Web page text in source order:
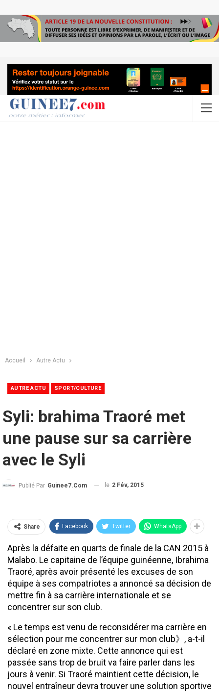
Accueil Autre Actu
AUTRE ACTU SPORT/CULTURE
Syli: brahima Traoré met
une pause sur sa carrière
avec le Syli
Publié Par Guinee7.com le 2 Fév, 2015
Share Facebook Twitter WhatsApp
Après la défaite en quarts de finale de la CAN 2015 à
Malabo. Le capitaine de l’équipe guinéenne, Ibrahima
Traoré, après avoir présenté les excuses de son
équipe à ses compatriotes a annoncé sa décision de
mettre fin à sa carrière internationale et se
concentrer sur son club.
« Le temps est venu de reconsidérer ma carrière en
sélection pour me concentrer sur mon club》, a-t-il
déclaré en zone mixte. Cette annonce qui est
passée sans trop de bruit va faire parler dans les
jours à venir. Si Traoré maintient cette décision, le
nouvel entraîneur devra trouver une solution sportive